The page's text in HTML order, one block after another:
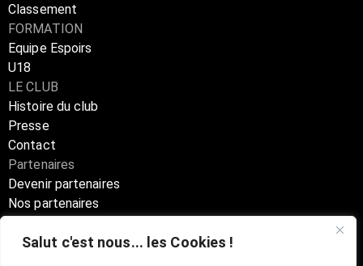
Salut c'est nous... les Cookies !
Classement
FORMATION
Equipe Espoirs
U18
LE CLUB
Histoire du club
Presse
Contact
Partenaires
Devenir partenaires
Nos partenaires